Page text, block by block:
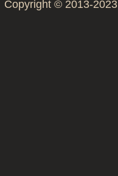
Copyright © 2013-2023